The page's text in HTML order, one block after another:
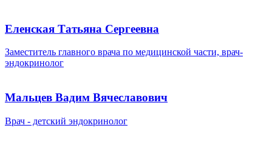
Еленская Татьяна Сергеевна
Заместитель главного врача по медицинской части, врач-
эндокринолог
Мальцев Вадим Вячеславович
Врач - детский эндокринолог